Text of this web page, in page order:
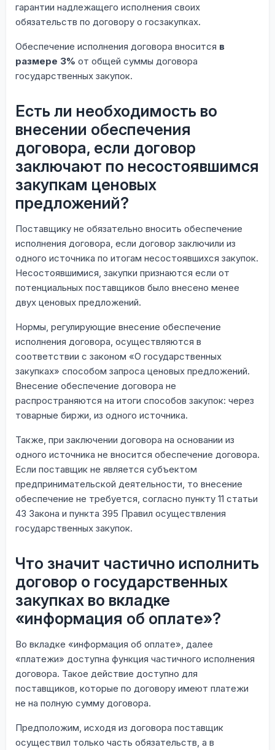
гарантии надлежащего исполнения своих
обязательств по договору о госзакупках.
Обеспечение исполнения договора вносится в
размере 3% от общей суммы договора
государственных закупок.
Есть ли необходимость во
внесении обеспечения
договора, если договор
заключают по несостоявшимся
закупкам ценовых
предложений?
Поставщику не обязательно вносить обеспечение
исполнения договора, если договор заключили из
одного источника по итогам несостоявшихся закупок.
Несостоявшимися, закупки признаются если от
потенциальных поставщиков было внесено менее
двух ценовых предложений.
Нормы, регулирующие внесение обеспечение
исполнения договора, осуществляются в
соответствии с законом «О государственных
закупках» способом запроса ценовых предложений.
Внесение обеспечение договора не
распространяются на итоги способов закупок: через
товарные биржи, из одного источника.
Также, при заключении договора на основании из
одного источника не вносится обеспечение договора.
Если поставщик не является субъектом
предпринимательской деятельности, то внесение
обеспечение не требуется, согласно пункту 11 статьи
43 Закона и пункта 395 Правил осуществления
государственных закупок.
Что значит частично исполнить
договор о государственных
закупках во вкладке
«информация об оплате»?
Во вкладке «информация об оплате», далее
«платежи» доступна функция частичного исполнения
договора. Такое действие доступно для
поставщиков, которые по договору имеют платежи
не на полную сумму договора.
Предположим, исходя из договора поставщик
осуществил только часть обязательств, а в